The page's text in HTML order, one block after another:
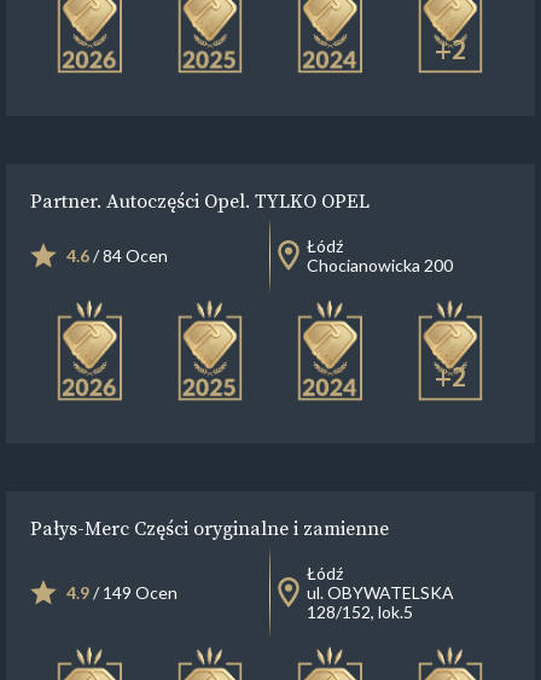
+2
Partner. Autoczęści Opel. TYLKO OPEL
4.6/ 84 Ocen
Łódź
Chocianowicka 200
+2
Pałys-Merc Części oryginalne i zamienne
4.9/ 149 Ocen
Łódź
ul. OBYWATELSKA
128/152, lok.5